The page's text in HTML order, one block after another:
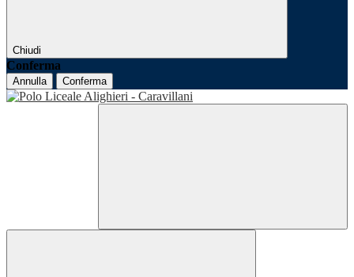
Chiudi
Conferma
Annulla Conferma